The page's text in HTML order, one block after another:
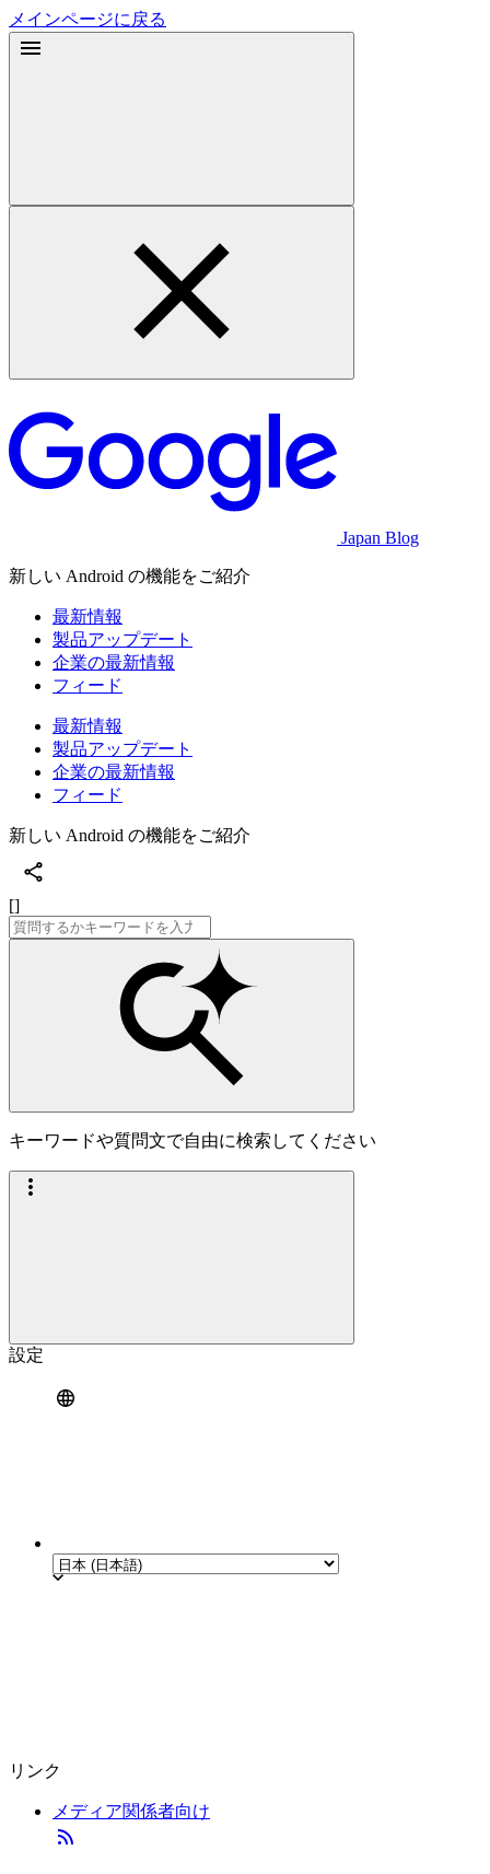
メインページに戻る
Japan Blog
新しい Android の機能をご紹介
最新情報
製品アップデート
企業の最新情報
フィード
最新情報
製品アップデート
企業の最新情報
フィード
新しい Android の機能をご紹介
[]
キーワードや質問文で自由に検索してください
設定
リンク
メディア関係者向け